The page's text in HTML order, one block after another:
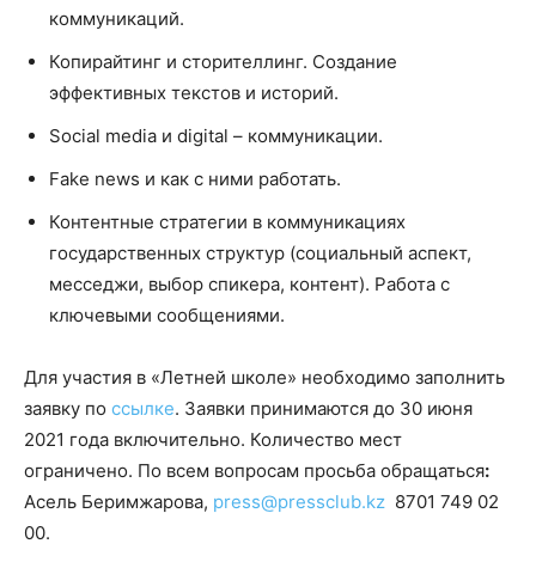
коммуникаций.
Копирайтинг и сторителлинг. Создание
эффективных текстов и историй.
Social media и digital – коммуникации.
Fake news и как с ними работать.
Контентные стратегии в коммуникациях
государственных структур (социальный аспект,
месседжи, выбор спикера, контент). Работа с
ключевыми сообщениями.
Для участия в «Летней школе» необходимо заполнить
заявку по ссылке. Заявки принимаются до 30 июня
2021 года включительно. Количество мест
ограничено. По всем вопросам просьба обращаться:
Асель Беримжарова, press@pressclub.kz 8701 749 02
00.